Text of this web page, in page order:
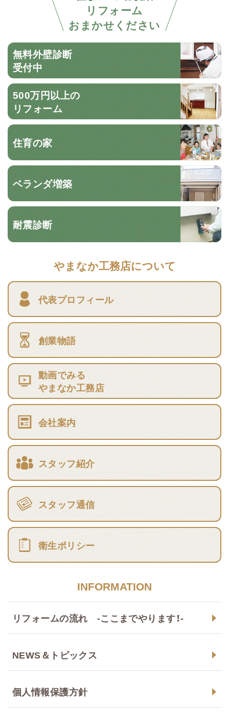
リフォーム
おまかせください
無料外壁診断
受付中
500万円以上の
リフォーム
住育の家
ベランダ増築
耐震診断
やまなか工務店について
代表プロフィール
創業物語
動画でみる
やまなか工務店
会社案内
スタッフ紹介
スタッフ通信
衛生ポリシー
INFORMATION
リフォームの流れ -ここまでやります！-
NEWS＆トピックス
個人情報保護方針